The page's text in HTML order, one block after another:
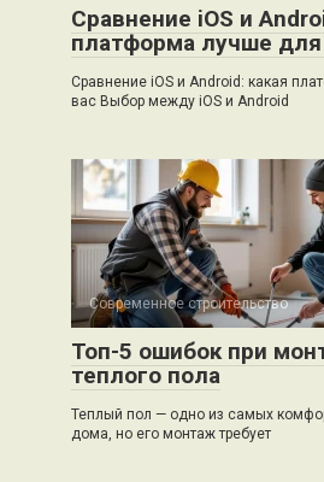
Сравнение iOS и
платформа лучше для
Сравнение iOS и Android: какая
вас Выбор между iOS и Android
Современное строительство
Топ-5 ошибок при
теплого пола
Теплый пол — одно из самых
дома, но его монтаж требует